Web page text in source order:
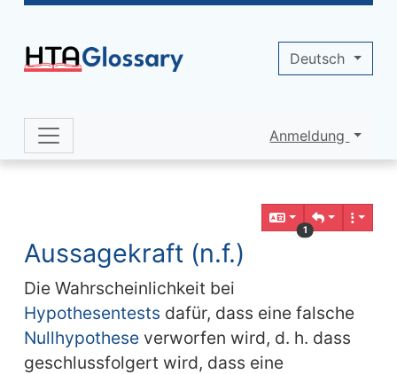
Navigation and related functionality
1
Aussagekraft (n.f.)
Die Wahrscheinlichkeit bei
Hypothesentests dafür, dass eine falsche
Nullhypotheseverworfen wird, d. h. dass
geschlussfolgert wird, dass eine
Site identity, navigation, etc.
Anmeldung
Deutsch